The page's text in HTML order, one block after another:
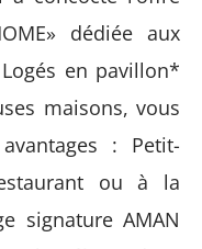
dédiée aux
en pavillon*
maisons, vous
: Petit-
ou à la
signature AMAN